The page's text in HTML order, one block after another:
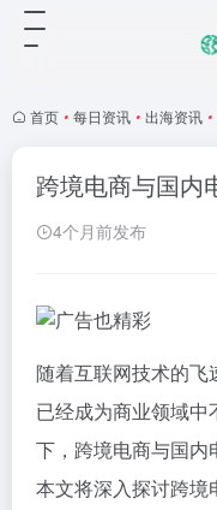
首页 • 每日资讯 • 出海资讯 •
跨境电商与国内
4个月前发布
随着互联网技术的飞
已经成为商业领域
下，跨境电商与国内
本文将深入探讨跨